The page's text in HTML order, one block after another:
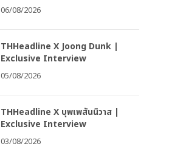
06/08/2026
THHeadline X Joong Dunk |
Exclusive Interview
05/08/2026
THHeadline X บุพเพสันนิวาส |
Exclusive Interview
03/08/2026